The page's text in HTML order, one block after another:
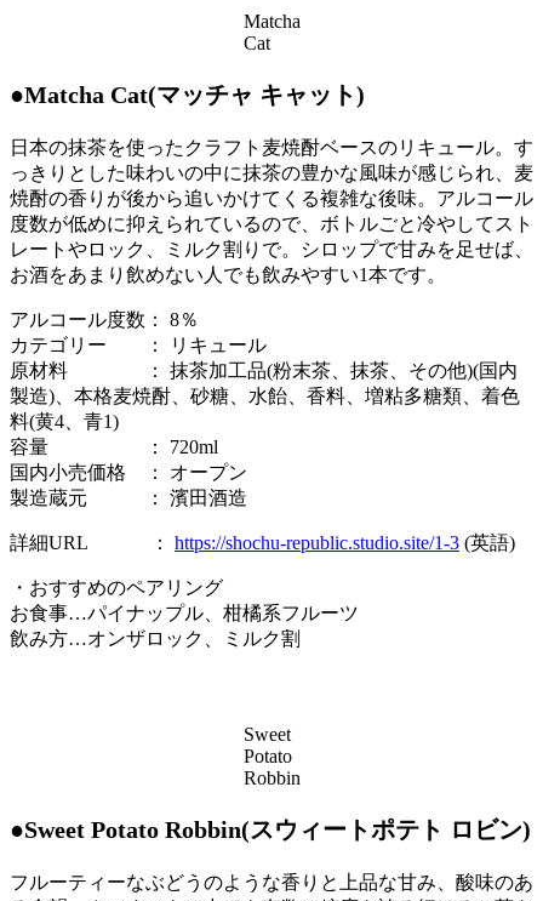
Matcha
Cat
●Matcha Cat(マッチャ キャット)
日本の抹茶を使ったクラフト麦焼酎ベースのリキュール。す
っきりとした味わいの中に抹茶の豊かな風味が感じられ、麦
焼酎の香りが後から追いかけてくる複雑な後味。アルコール
度数が低めに抑えられているので、ボトルごと冷やしてスト
レートやロック、ミルク割りで。シロップで甘みを足せば、
お酒をあまり飲めない人でも飲みやすい1本です。
アルコール度数： 8％
カテゴリー ： リキュール
原材料 ： 抹茶加工品(粉末茶、抹茶、その他)(国内
製造)、本格麦焼酎、砂糖、水飴、香料、増粘多糖類、着色
料(黄4、青1)
容量 ： 720ml
国内小売価格 ： オープン
製造蔵元 ： 濱田酒造
詳細URL ： https://shochu-republic.studio.site/1-3 (英語)
・おすすめのペアリング
お食事…パイナップル、柑橘系フルーツ
飲み方…オンザロック、ミルク割
Sweet
Potato
Robbin
●Sweet Potato Robbin(スウィートポテト ロビン)
フルーティーなぶどうのような香りと上品な甘み、酸味のあ